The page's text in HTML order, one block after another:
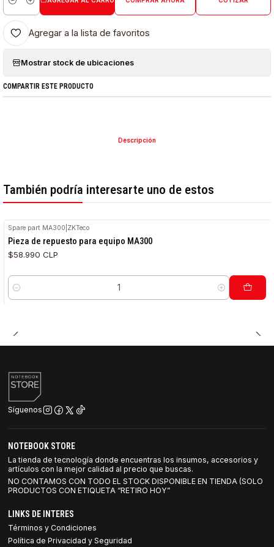
Cantidad
Agregar a la lista de favoritos
Mostrar stock de ubicaciones
COMPARTIR ESTE PRODUCTO
Descripción
También podría interesarte uno de estos
Spare part MA300 ZKTeco
Pieza de repuesto para equipo MA300
$58.990 CLP
Cantidad
Síguenos
NOTEBOOK STORE
La tienda de tecnología donde encuentras los insumos, accesorios y
artículos con la mejor calidad al precio que buscas.
NO CONTAMOS CON TODO EL STOCK DISPONIBLE EN TIENDA (SOLO
PRODUCTOS CON ETIQUETA “RETIRO HOY”
LINKS DE INTERES
Términos y Condiciones
Política de Privacidad y Seguridad